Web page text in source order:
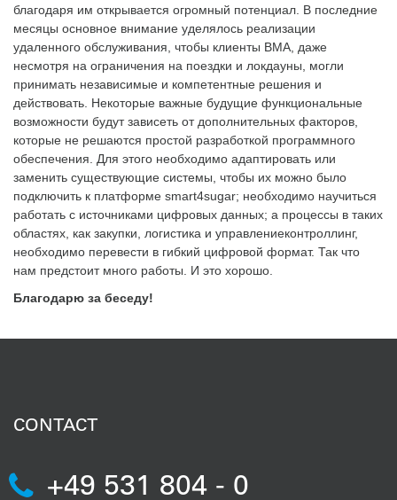
благодаря им открывается огромный потенциал. В последние
месяцы основное внимание уделялось реализации
удаленного обслуживания, чтобы клиенты BMA, даже
несмотря на ограничения на поездки и локдауны, могли
принимать независимые и компетентные решения и
действовать. Некоторые важные будущие функциональные
возможности будут зависеть от дополнительных факторов,
которые не решаются простой разработкой программного
обеспечения. Для этого необходимо адаптировать или
заменить существующие системы, чтобы их можно было
подключить к платформе smart4sugar; необходимо научиться
работать с источниками цифровых данных; а процессы в таких
областях, как закупки, логистика и управлениеконтроллинг,
необходимо перевести в гибкий цифровой формат. Так что
нам предстоит много работы. И это хорошо.
Благодарю за беседу!
CONTACT
+49 531 804 - 0